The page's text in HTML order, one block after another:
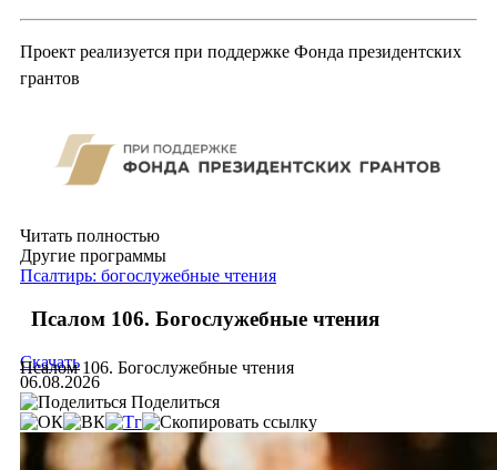
Проект реализуется при поддержке Фонда президентских
грантов
Читать полностью
Другие программы
Псалтирь: богослужебные чтения
Псалом 106. Богослужебные чтения
Псалом 106. Богослужебные чтения
Скачать
06.08.2026
Поделиться